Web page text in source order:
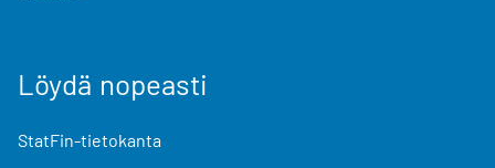
Löydä nopeasti
StatFin-tietokanta